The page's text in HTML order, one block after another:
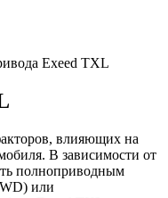
Exeed TXL
влияющих на
В зависимости от
полноприводным
или